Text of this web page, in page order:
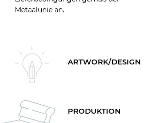
Metaalunie an.
ARTWORK/DESIGN
PRODUKTION